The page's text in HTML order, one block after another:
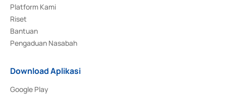
Platform Kami
Riset
Bantuan
Pengaduan Nasabah
Download Aplikasi
Google Play